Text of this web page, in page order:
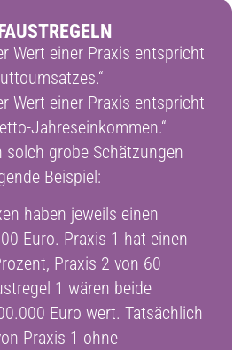
Wert einer Praxis entspricht
Wert einer Praxis entspricht
Jahreseinkommen.“
solch grobe Schätzungen
Beispiel:
haben jeweils einen
Euro. Praxis 1 hat einen
Praxis 2 von 60
1 wären beide
Euro wert. Tatsächlich
Praxis 1 ohne